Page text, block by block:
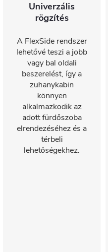
Univerzális
rögzítés
A FlexSide rendszer
lehetővé teszi a jobb
vagy bal oldali
beszerelést, így a
zuhanykabin
könnyen
alkalmazkodik az
adott fürdőszoba
elrendezéséhez és a
térbeli
lehetőségekhez.